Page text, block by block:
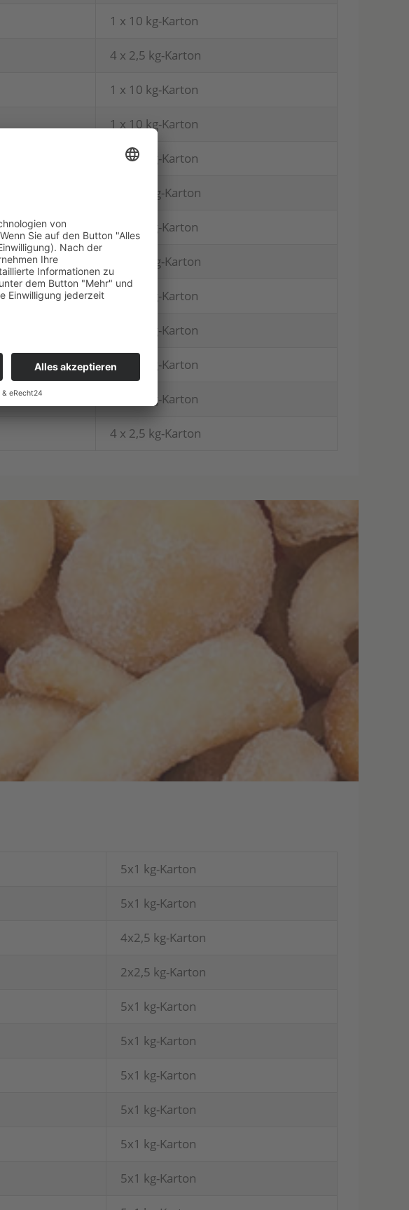
1 x 10 kg-Karton
4 x 2,5 kg-Karton
1 x 10 kg-Karton
1 x 10 kg-Karton
1 x 10 kg-Karton
4 x 2,5 kg-Karton
1 x 10 kg-Karton
4 x 2,5 kg-Karton
1 x 10 kg-Karton
1 x 10 kg-Karton
1 x 10 kg-Karton
1 x 10 kg-Karton
4 x 2,5 kg-Karton
5x1 kg-Kar­ton
5x1 kg-Kar­ton
4x2,5 kg-Kar­ton
2x2,5 kg-Kar­ton
5x1 kg-Kar­ton
5x1 kg-Kar­ton
5x1 kg-Kar­ton
5x1 kg-Kar­ton
5x1 kg-Kar­ton
5x1 kg-Kar­ton